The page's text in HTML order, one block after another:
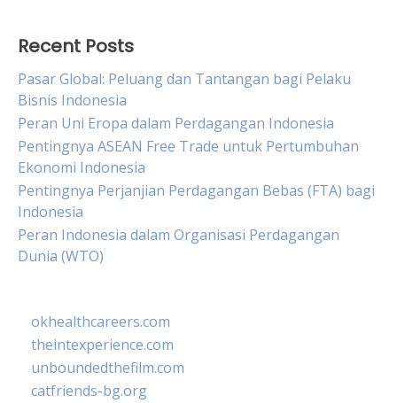
Recent Posts
Pasar Global: Peluang dan Tantangan bagi Pelaku
Bisnis Indonesia
Peran Uni Eropa dalam Perdagangan Indonesia
Pentingnya ASEAN Free Trade untuk Pertumbuhan
Ekonomi Indonesia
Pentingnya Perjanjian Perdagangan Bebas (FTA) bagi
Indonesia
Peran Indonesia dalam Organisasi Perdagangan
Dunia (WTO)
okhealthcareers.com
theintexperience.com
unboundedthefilm.com
catfriends-bg.org